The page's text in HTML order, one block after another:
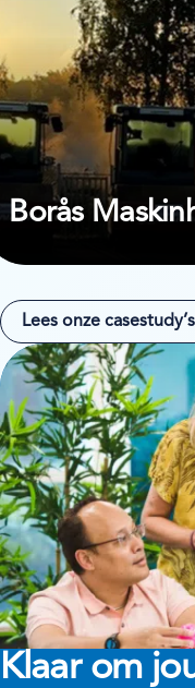
Borås
Lees onze casestudy’s
Klaar om